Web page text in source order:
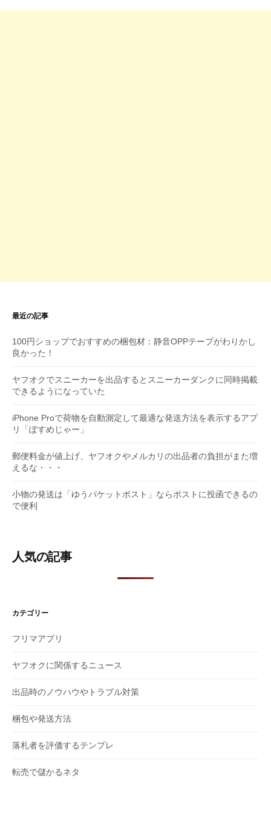
最近の記事
100円ショップでおすすめの梱包材：静音OPPテープがわりかし
良かった！
ヤフオクでスニーカーを出品するとスニーカーダンクに同時掲載
できるようになっていた
iPhone Proで荷物を自動測定して最適な発送方法を表示するアプ
リ「ぽすめじゃー」
郵便料金が値上げ、ヤフオクやメルカリの出品者の負担がまた増
えるな・・・
小物の発送は「ゆうパケットポスト」ならポストに投函できるの
で便利
人気の記事
カテゴリー
フリマアプリ
ヤフオクに関係するニュース
出品時のノウハウやトラブル対策
梱包や発送方法
落札者を評価するテンプレ
転売で儲かるネタ